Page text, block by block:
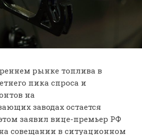
рынке топлива в
пика спроса и
на
заводах остается
заявил вице-премьер РФ
совещании в ситуационном